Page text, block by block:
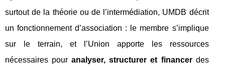
surtout de la théorie ou de l’intermédiation, UMDB décrit
un fonctionnement d’association : le membre s’implique
sur le terrain, et l’Union apporte les ressources
nécessaires pouranalyser, structurer et financerdes